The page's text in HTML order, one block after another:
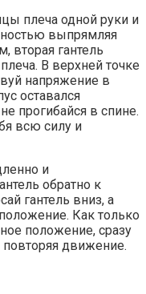
плеча одной руки и
выпрямляя
вторая гантель
В верхней точке
напряжение в
оставался
прогибайся в спине.
всю силу и
и
обратно к
гантель вниз, а
Как только
положение, сразу
движение.